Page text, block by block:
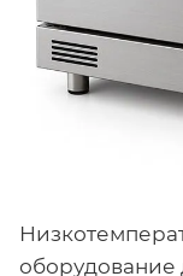
оборудование